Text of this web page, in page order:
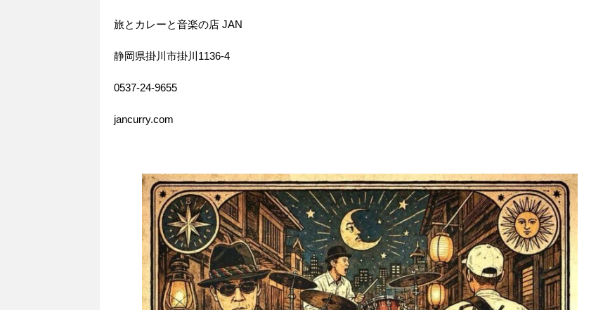
旅とカレーと音楽の店 JAN
静岡県掛川市掛川1136-4
0537-24-9655
jancurry.com